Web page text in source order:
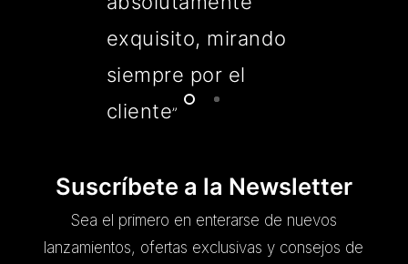
exquisito, mirando
siempre por el
cliente”
Suscríbete a la Newsletter
Sea el primero en enterarse de nuevos
lanzamientos, ofertas exclusivas y consejos de